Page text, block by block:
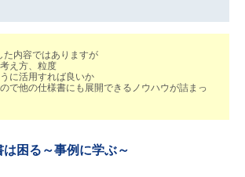
た内容ではありますが
え方、粒度
に活用すれば良いか
で他の仕様書にも展開できるノウハウが詰まっ
困る～事例に学ぶ～